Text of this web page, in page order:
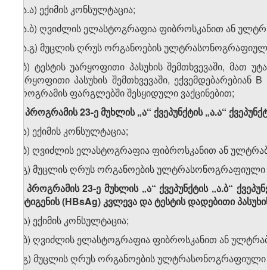
ა.ა.ა) ექიმის კონსულტაცია;
ა.ა.ბ) ღვიძლის ელასტოგრაფია ფიბროსკანით ან
ა.ა.გ) მუცლის ღრუს ორგანოების
ა.ბ) ტესტის უარყოფითი პასუხის შემთხვევაში, მათ
უარყოფითი პასუხის შემთხვევაში, ექვემდებარებიან
პროგრამის ფარგლებში შესყიდული ვაქცინებით;
ბ) პროგრამის 23-ე მუხლის „ა“ ქვეპუნქტის „ა.ა“
ბ.ა) ექიმის კონსულტაცია;
ბ.ბ) ღვიძლის ელასტოგრაფია ფიბროსკანით ან
ბ.გ) მუცლის ღრუს ორგანოების
გ) პროგრამის 23-ე მუხლის „ა“ ქვეპუნქტის „ა.ბ“
ანტიგენის (HBsAg) კვლევა და ტესტის დადებითი
გ.ა) ექიმის კონსულტაცია;
გ.ბ) ღვიძლის ელასტოგრაფია ფიბროსკანით ან
გ.გ) მუცლის ღრუს ორგანოების